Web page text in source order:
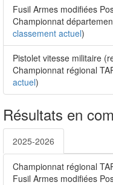
Fusil Armes modifiées
Championnat
classement actuel)
Pistolet vitesse militaire
Championnat régional
actuel)
Résultats en
2025-2026
Championnat régional
Fusil Armes modifiées